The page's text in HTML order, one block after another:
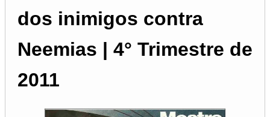
dos inimigos contra
Neemias | 4° Trimestre de
2011